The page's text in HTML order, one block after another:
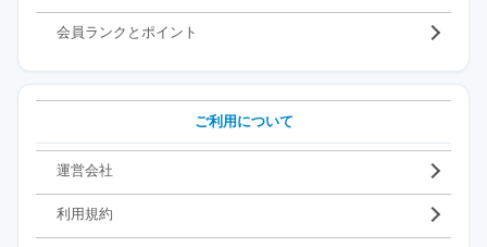
会員ランクとポイント
ご利用について
運営会社
利用規約